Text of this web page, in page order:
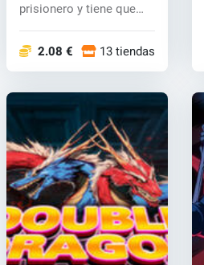
prisionero y tiene que
2.08 € 13 tiendas